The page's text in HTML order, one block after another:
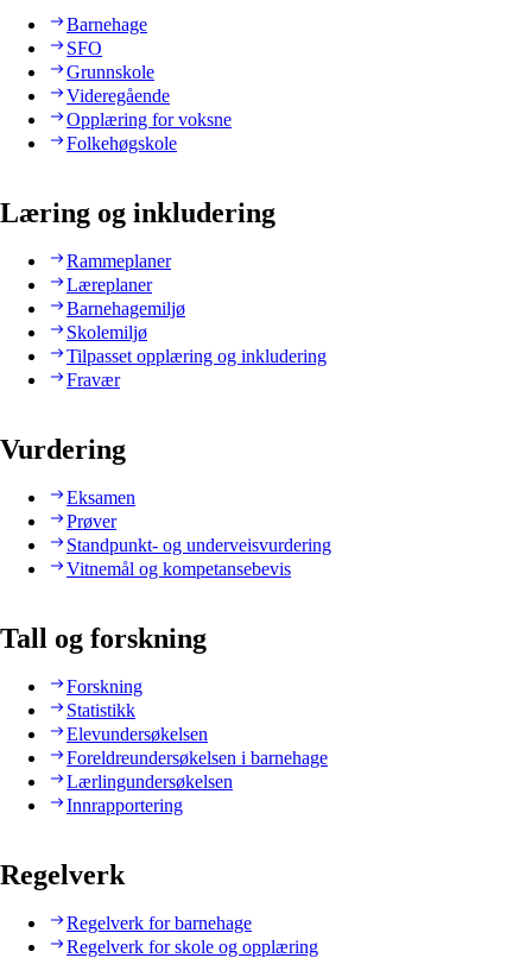
Barnehage
SFO
Grunnskole
Videregående
Opplæring for voksne
Folkehøgskole
Læring og inkludering
Rammeplaner
Læreplaner
Barnehagemiljø
Skolemiljø
Tilpasset opplæring og inkludering
Fravær
Vurdering
Eksamen
Prøver
Standpunkt- og underveisvurdering
Vitnemål og kompetansebevis
Tall og forskning
Forskning
Statistikk
Elevundersøkelsen
Foreldreundersøkelsen i barnehage
Lærlingundersøkelsen
Innrapportering
Regelverk
Regelverk for barnehage
Regelverk for skole og opplæring